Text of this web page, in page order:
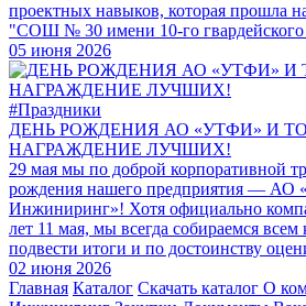
проектных навыков, которая прошла
"СОШ № 30 имени 10-го
05 июня 2026
#Праздники
ДЕНЬ РОЖДЕНИЯ АО «УТФИ» И
НАГРАЖДЕНИЕ ЛУЧШИХ!
29 мая мы по доброй корпоративной
рождения нашего предприятия — АО
Инжиниринг»! Хотя официально
лет 11 мая, мы всегда собираемся
подвести итоги и по достоинству
02 июня 2026
Главная Каталог Скачать каталог О